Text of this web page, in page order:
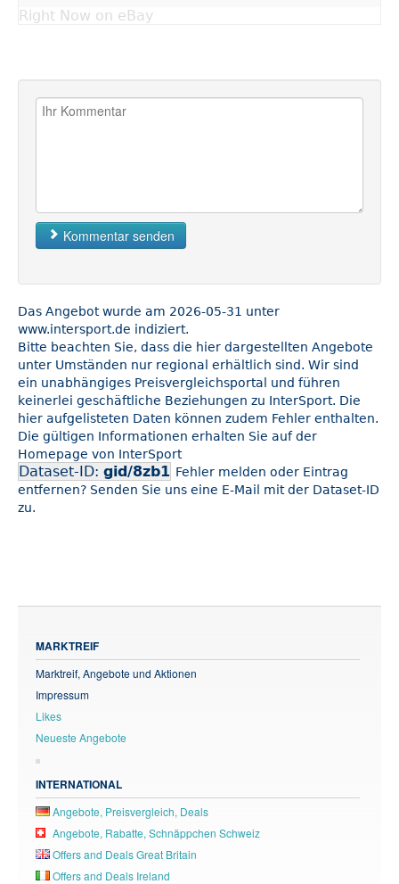
Right Now on eBay
Kommentar senden
Das Angebot wurde am 2026-05-31 unter
www.intersport.de indiziert.
Bitte beachten Sie, dass die hier dargestellten Angebote
unter Umständen nur regional erhältlich sind. Wir sind
ein unabhängiges Preisvergleichsportal und führen
keinerlei geschäftliche Beziehungen zu InterSport. Die
hier aufgelisteten Daten können zudem Fehler enthalten.
Die gültigen Informationen erhalten Sie auf der
Homepage von InterSport
Dataset-ID: gid/8zb1 Fehler melden oder Eintrag
entfernen? Senden Sie uns eine E-Mail mit der Dataset-ID
zu.
MARKTREIF
Marktreif, Angebote und Aktionen
Impressum
Likes
Neueste Angebote
INTERNATIONAL
Angebote, Preisvergleich, Deals
Angebote, Rabatte, Schnäppchen Schweiz
Offers and Deals Great Britain
Offers and Deals Ireland